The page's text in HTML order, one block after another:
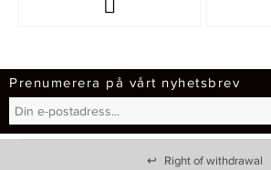
Prenumerera på vårt nyhetsbrev
↩ Right of withdrawal